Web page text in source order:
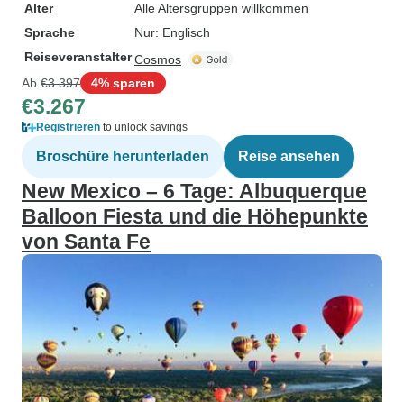
Alter
Alle Altersgruppen willkommen
Sprache
Nur: Englisch
ReiseveranstalterCosmos
Ab €3.397 4% sparen
€3.267
Registrieren to unlock savings
Broschüre herunterladen Reise ansehen
New Mexico – 6 Tage: Albuquerque
Balloon Fiesta und die Höhepunkte
von Santa Fe